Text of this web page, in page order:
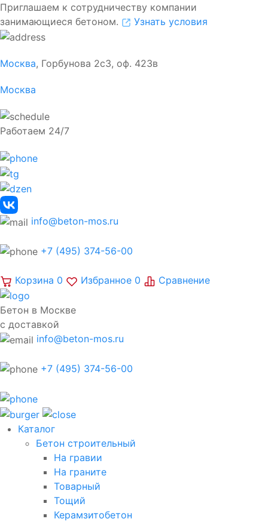
Приглашаем к сотрудничеству компании
занимающиеся бетоном.
Узнать условия
Москва, Горбунова 2с3, оф. 423в
Москва
Работаем 24/7
info@beton-mos.ru
+7 (495) 374-56-00
Корзина 0 Избранное 0 Сравнение
Бетон в Москве
с доставкой
info@beton-mos.ru
+7 (495) 374-56-00
Каталог
Бетон строительный
На гравии
На граните
Товарный
Тощий
Керамзитобетон